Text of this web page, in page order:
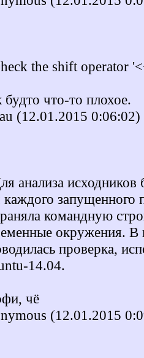
the shift operator
будто что-то плохое.
(12.01.2015 0:06:02)
анализа исходников
каждого запущенного
командную
окружения. В
проверка,
14.04.
чё
(12.01.2015